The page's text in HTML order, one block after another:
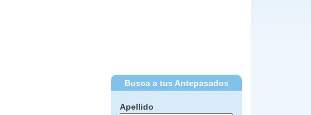
Busca a tus Antepasados
Apellido